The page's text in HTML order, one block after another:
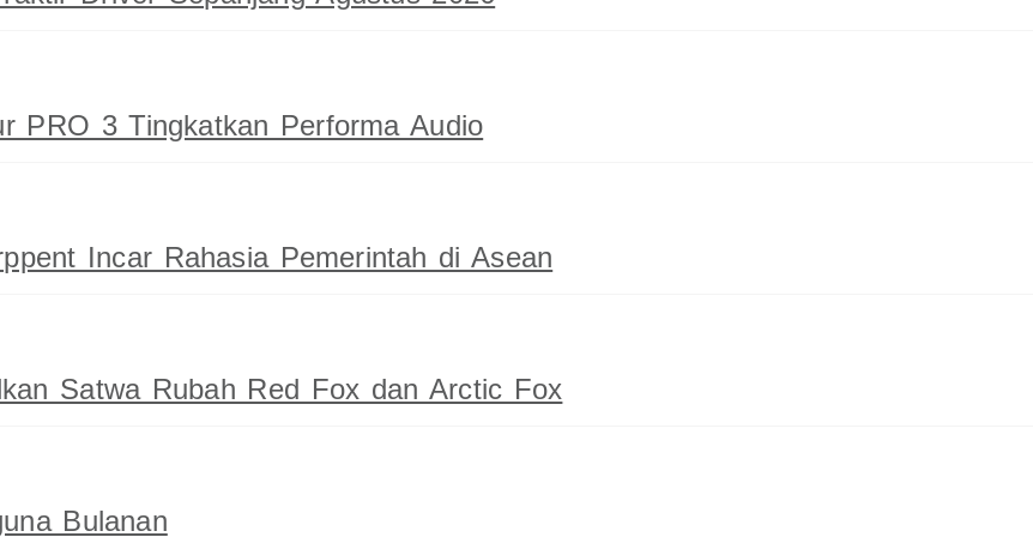
PRO 3 Tingkatkan Performa Audio
Incar Rahasia Pemerintah di Asean
Satwa Rubah Red Fox dan Arctic Fox
Bulanan